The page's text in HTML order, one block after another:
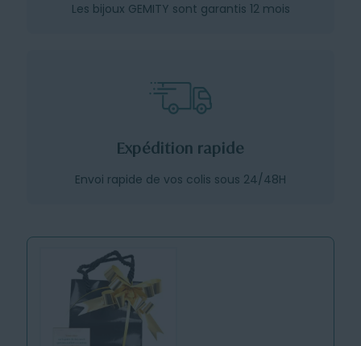
Les bijoux GEMITY sont garantis 12 mois
Expédition rapide
Envoi rapide de vos colis sous 24/48H